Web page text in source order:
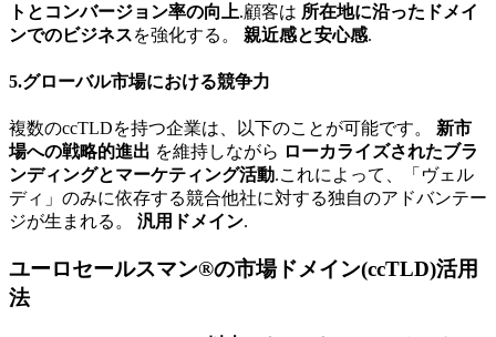
トとコンバージョン率の向上.顧客は 所在地に沿ったドメイ
ンでのビジネスを強化する。 親近感と安心感.
5.グローバル市場における競争力
複数のccTLDを持つ企業は、以下のことが可能です。 新市
場への戦略的進出 を維持しながら ローカライズされたブラ
ンディングとマーケティング活動.これによって、「ヴェル
ディ」のみに依存する競合他社に対する独自のアドバンテー
ジが生まれる。 汎用ドメイン.
ユーロセールスマン®の市場ドメイン(ccTLD)活用
法